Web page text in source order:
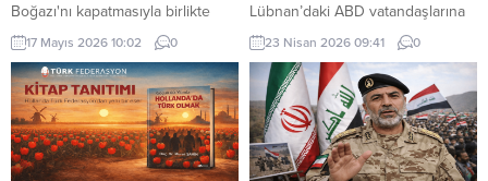
Boğazı'nı kapatmasıyla birlikte
bölgede yaklaşık iki bin gemi ve
20 bin gemi personeli mahsur
kaldı.
17 Mayıs 2026 10:02 0
Lübnan’daki ABD vatandaşlarına
güvenlik durumunun hızla
değişebileceği uyarısında
bulunarak, ticari uçuşlar hâlâ
devam ederken ülkeden
ayrılmalarını tavsiye etti.
23 Nisan 2026 09:41 0